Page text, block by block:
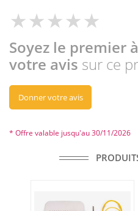
Soyez le premier
votre avis sur ce
Donner votre avis
* Offre valable jusqu'au 30/11/2026